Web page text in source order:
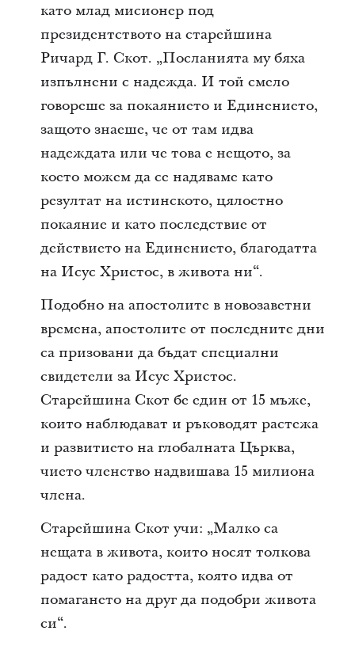
като млад мисионер под
президентството на старейшина
Ричард Г. Скот. „Посланията му бяха
изпълнени с надежда. И той смело
говореше за покаянието и Единението,
защото знаеше, че от там идва
надеждата или че това е нещото, за
което можем да се надяваме като
резултат на истинското, цялостно
покаяние и като последствие от
действието на Единението, благодатта
на Исус Христос, в живота ни“.
Подобно на апостолите в новозаветни
времена, апостолите от последните дни
са призовани да бъдат специални
свидетели за Исус Христос.
Старейшина Скот бе един от 15 мъже,
които наблюдават и ръководят растежа
и развитието на глобалната Църква,
чието членство надвишава 15 милиона
члена.
Старейшина Скот учи: „Малко са
нещата в живота, които носят толкова
радост като радостта, която идва от
помагането на друг да подобри живота
си“.